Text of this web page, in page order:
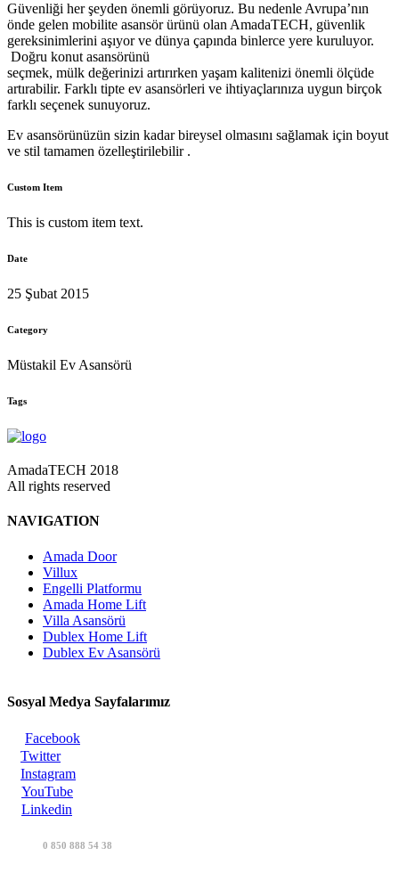
Güvenliği her şeyden önemli görüyoruz. Bu nedenle Avrupa’nın
önde gelen mobilite asansör ürünü olan AmadaTECH, güvenlik
gereksinimlerini aşıyor ve dünya çapında binlerce yere kuruluyor.
Doğru konut asansörünü
seçmek, mülk değerinizi artırırken yaşam kalitenizi önemli ölçüde
artırabilir. Farklı tipte ev asansörleri ve ihtiyaçlarınıza uygun birçok
farklı seçenek sunuyoruz.
Ev asansörünüzün sizin kadar bireysel olmasını sağlamak için boyut
ve stil tamamen özelleştirilebilir .
Custom Item
This is custom item text.
Date
25 Şubat 2015
Category
Müstakil Ev Asansörü
Tags
AmadaTECH 2018
All rights reserved
NAVIGATION
Amada Door
Villux
Engelli Platformu
Amada Home Lift
Villa Asansörü
Dublex Home Lift
Dublex Ev Asansörü
Sosyal Medya Sayfalarımız
Facebook
Twitter
Instagram
YouTube
Linkedin
0 850 888 54 38